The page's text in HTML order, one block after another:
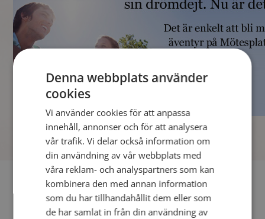
Fler singlar
Andra singlar från Stockholm
Denna webbplats använder
cookies
Vi använder cookies för att anpassa
innehåll, annonser och för att analysera
vår trafik. Vi delar också information om
din användning av vår webbplats med
våra reklam- och analyspartners som kan
kombinera den med annan information
som du har tillhandahållit dem eller som
de har samlat in från din användning av